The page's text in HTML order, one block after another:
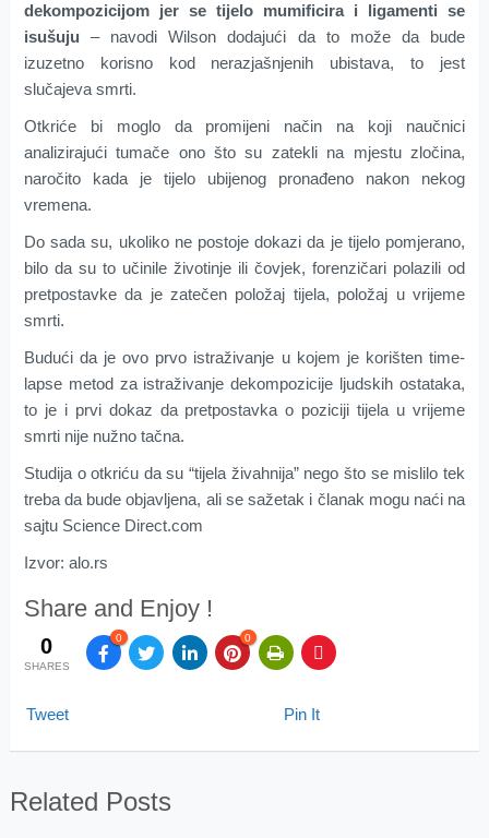
dekompozicijom jer se tijelo mumificira i ligamenti se
isušuju– navodi Wilson dodajući da to može da bude
izuzetno korisno kod nerazjašnjenih ubistava, to jest
slučajeva smrti.
Otkriće bi moglo da promijeni način na koji naučnici
analizirajući tumače ono što su zatekli na mjestu zločina,
naročito kada je tijelo ubijenog pronađeno nakon nekog
vremena.
Do sada su, ukoliko ne postoje dokazi da je tijelo pomjerano,
bilo da su to učinile životinje ili čovjek, forenzičari polazili od
pretpostavke da je zatečen položaj tijela, položaj u vrijeme
smrti.
Budući da je ovo prvo istraživanje u kojem je korišten time-
lapse metod za istraživanje dekompozicije ljudskih ostataka,
to je i prvi dokaz da pretpostavka o poziciji tijela u vrijeme
smrti nije nužno tačna.
Studija o otkriću da su “tijela živahnija” nego što se mislilo tek
treba da bude objavljena, ali se sažetak i članak mogu naći na
sajtu Science Direct.com
Izvor: alo.rs
Share and Enjoy !
0
SHARES
0 0
Tweet Pin It
Related Posts